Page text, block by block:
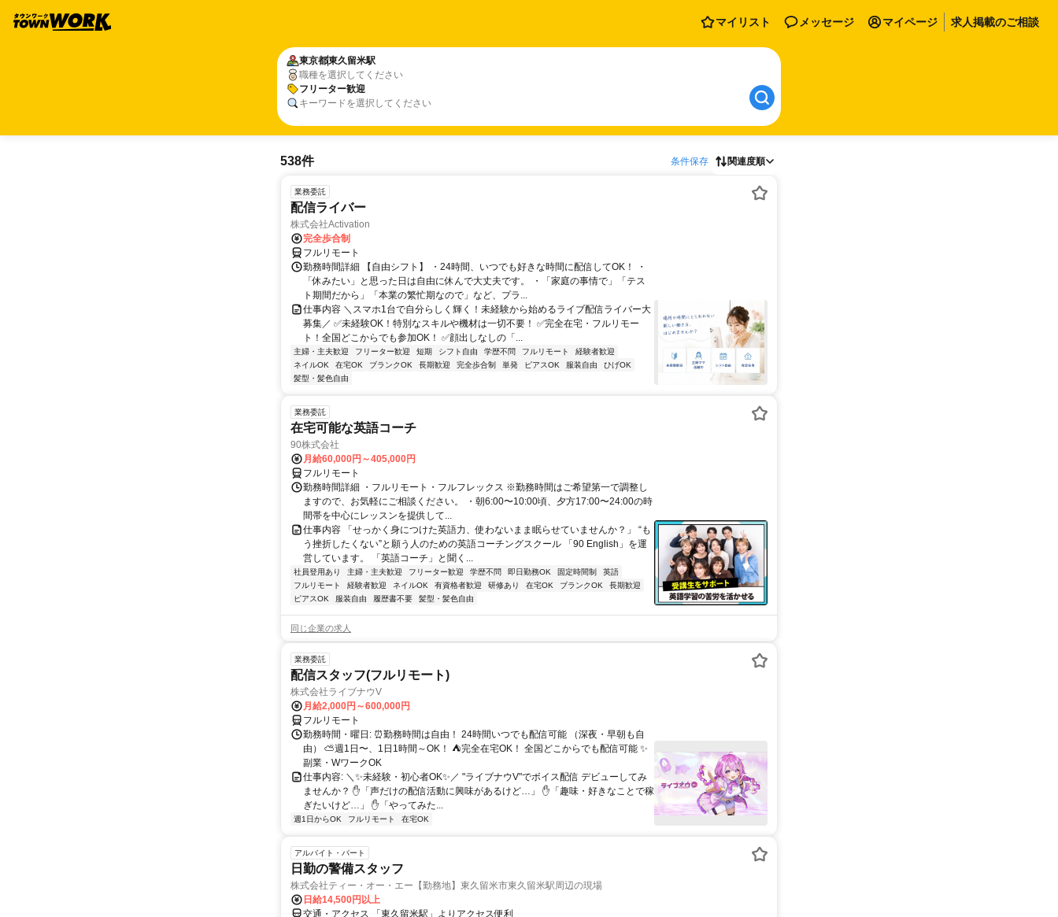
マイリスト メッセージ マイページ 求人掲載のご相談
東京都東久留米駅
職種を選択してください
フリーター歓迎
キーワードを選択してください
538件 条件保存 関連度順
業務委託
配信ライバー
株式会社Activation
完全歩合制
フルリモート
勤務時間詳細 【自由シフト】 ・24時間、いつでも好きな時間に配信してOK！ ・
「休みたい」と思った日は自由に休んで大丈夫です。 ・「家庭の事情で」「テス
ト期間だから」「本業の繁忙期なので」など、プラ...
仕事内容 ＼スマホ1台で自分らしく輝く！未経験から始めるライブ配信ライバー大
募集／ ✅未経験OK！特別なスキルや機材は一切不要！ ✅完全在宅・フルリモー
ト！全国どこからでも参加OK！ ✅顔出しなしの「...
主婦・主夫歓迎 フリーター歓迎 短期 シフト自由 学歴不問 フルリモート
経験者歓迎
ネイルOK
在宅OK ブランクOK 長期歓迎 完全歩合制 単発 ピアスOK 服装自由
ひげOK
髪型・髪色自由
業務委託
在宅可能な英語コーチ
90株式会社
月給60,000円～405,000円
フルリモート
勤務時間詳細 ・フルリモート・フルフレックス ※勤務時間はご希望第一で調整し
ますので、お気軽にご相談ください。 ・朝6:00〜10:00頃、夕方17:00〜24:00の時
間帯を中心にレッスンを提供して...
仕事内容 「せっかく身につけた英語力、使わないまま眠らせていませんか？」 “も
う挫折したくない”と願う人のための英語コーチングスクール 「90 English」を運
営しています。 「英語コーチ」と聞く...
社員登用あり 主婦・主夫歓迎 フリーター歓迎 学歴不問 即日勤務OK 固定時間制
英語
フルリモート
経験者歓迎 ネイルOK 有資格者歓迎 研修あり 在宅OK ブランクOK
長期歓迎
ピアスOK
服装自由 履歴書不要 髪型・髪色自由
同じ企業の求人
業務委託
配信スタッフ(フルリモート)
株式会社ライブナウV
月給2,000円～600,000円
フルリモート
勤務時間・曜日: ⏰勤務時間は自由！ 24時間いつでも配信可能 （深夜・早朝も自
由） ⛅週1日〜、1日1時間～OK！ ⛺完全在宅OK！ 全国どこからでも配信可能 ✨
副業・WワークOK
仕事内容: ＼✨未経験・初心者OK✨／ "ライブナウV"でボイス配信 デビューしてみ
ませんか？ ✋「声だけの配信活動に興味があるけど…」 ✋「趣味・好きなことで稼
ぎたいけど…」 ✋「やってみた...
週1日からOK フルリモート 在宅OK
アルバイト・パート
日勤の警備スタッフ
株式会社ティー・オー・エー【勤務地】東久留米市東久留米駅周辺の現場
日給14,500円以上
交通・アクセス 「東久留米駅」よりアクセス便利